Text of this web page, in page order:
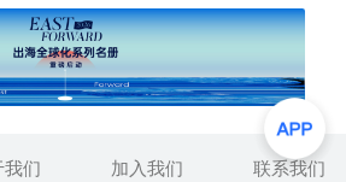
我们 加入我们
联系我们